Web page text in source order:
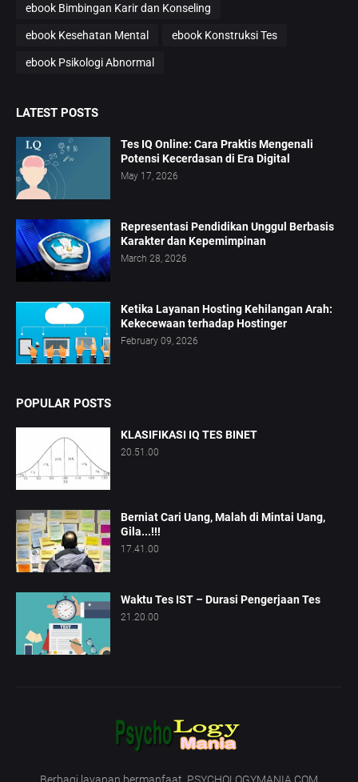
ebook Bimbingan Karir dan Konseling
ebook Kesehatan Mental ebook Konstruksi Tes
ebook Psikologi Abnormal
LATEST POSTS
Tes IQ Online: Cara Praktis Mengenali
Potensi Kecerdasan di Era Digital
May 17, 2026
Representasi Pendidikan Unggul Berbasis
Karakter dan Kepemimpinan
March 28, 2026
Ketika Layanan Hosting Kehilangan Arah:
Kekecewaan terhadap Hostinger
February 09, 2026
POPULAR POSTS
KLASIFIKASI IQ TES BINET
20.51.00
Berniat Cari Uang, Malah di Mintai Uang,
Gila...!!!
17.41.00
Waktu Tes IST – Durasi Pengerjaan Tes
21.20.00